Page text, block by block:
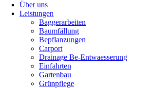
Über uns
Leistungen
Baggerarbeiten
Baumfällung
Bepflanzungen
Carport
Drainage Be-Entwaesserung
Einfahrten
Gartenbau
Grünpflege